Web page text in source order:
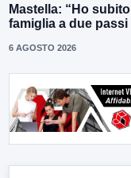
Mastella: “Ho
famiglia a due passi
6 AGOSTO 2026